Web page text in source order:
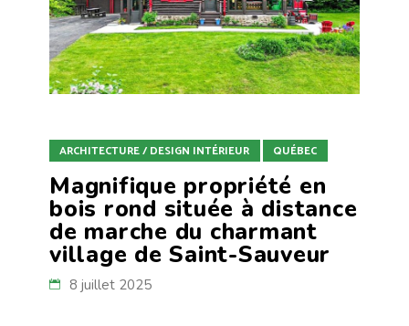
ARCHITECTURE / DESIGN INTÉRIEUR QUÉBEC
Magnifique propriété en
bois rond située à distance
de marche du charmant
village de Saint-Sauveur
8 juillet 2025